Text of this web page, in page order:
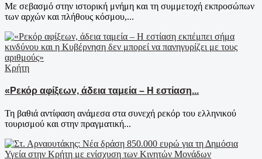
Με σεβασμό στην ιστορική μνήμη και τη συμμετοχή εκπροσώπων
των αρχών και πλήθους κόσμου,...
Κρήτη
«Ρεκόρ αφίξεων, άδεια ταμεία – Η εστίαση...
Τη βαθιά αντίφαση ανάμεσα στα συνεχή ρεκόρ του ελληνικού
τουρισμού και στην πραγματική...